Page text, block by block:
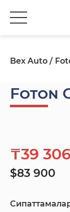
Bex Auto
Foton
₸39
$83 900